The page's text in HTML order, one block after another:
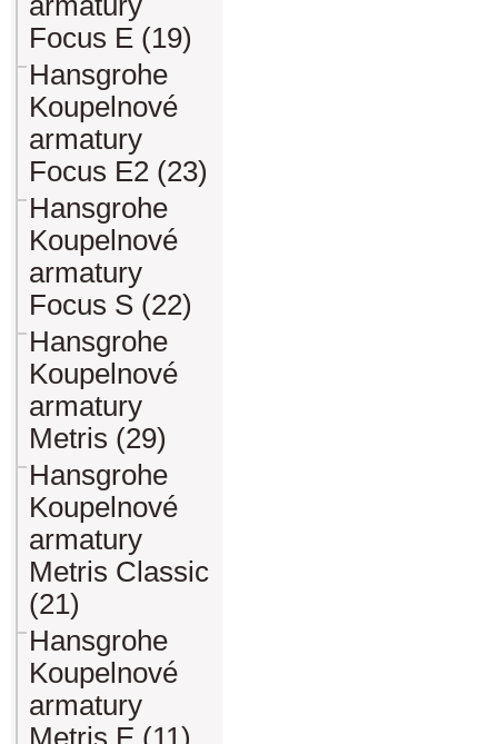
Focus E (19)
Hansgrohe
Koupelnové
armatury
Focus E2 (23)
Hansgrohe
Koupelnové
armatury
Focus S (22)
Hansgrohe
Koupelnové
armatury
Metris (29)
Hansgrohe
Koupelnové
armatury
Metris Classic
(21)
Hansgrohe
Koupelnové
armatury
Metris E (11)